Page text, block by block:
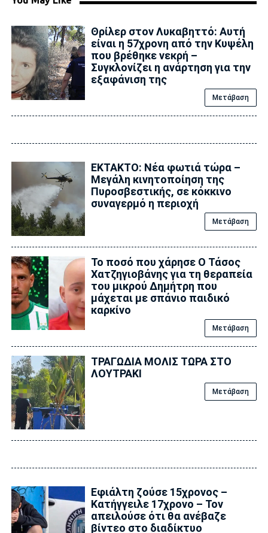
Θρίλερ στον Λυκαβηττό: Αυτή
είναι η 57χρονη από την Κυψέλη
που βρέθηκε νεκρή –
Συγκλονίζει η ανάρτηση για την
εξαφάνιση της
Μετάβαση
ΕΚΤΑΚΤΟ: Νέα φωτιά τώρα –
Μεγάλη κινητοποίηση της
Πυροσβεστικής, σε κόκκινο
συναγερμό η περιοχή
Μετάβαση
Το ποσό που χάρησε Ο Τάσος
Χατζηγιοβάνης για τη θεραπεία
του μικρού Δημήτρη που
μάχεται με σπάνιο παιδικό
καρκίνο
Μετάβαση
ΤΡΑΓΩΔΙΑ ΜΟΛΙΣ ΤΩΡΑ ΣΤΟ
ΛΟΥΤΡΑΚΙ
Μετάβαση
Εφιάλτη ζούσε 15χρονος –
Κατήγγειλε 17χρονο – Τον
απειλούσε ότι θα ανέβαζε
βίντεο στο διαδίκτυο